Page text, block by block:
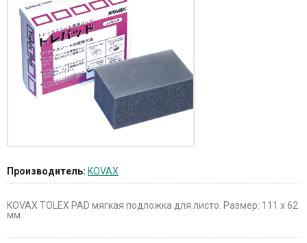
Производитель: KOVAX
KOVAX TOLEX PAD мягкая подложка для листо. Размер: 111 x 62
мм